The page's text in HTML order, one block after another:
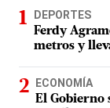
DEPORTES
Ferdy
metros y
ECONOMÍA
El Gobierno